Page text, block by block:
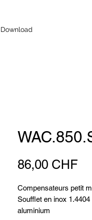
Download
86,00 CHF
Compensateurs petit
Soufflet en inox 1.4404
aluminium